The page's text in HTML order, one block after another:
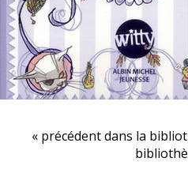
« précédent dans la